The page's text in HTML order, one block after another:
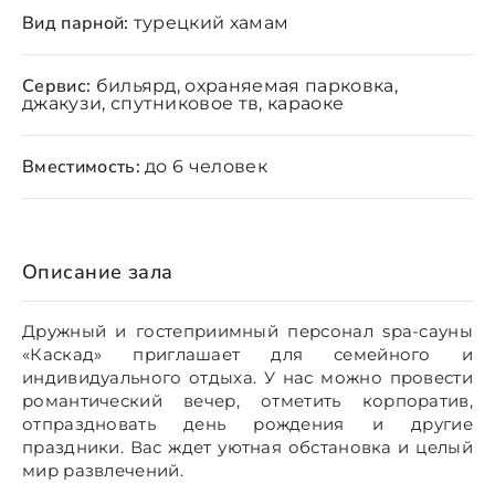
Вид парной: турецкий хамам
Сервис: бильярд, охраняемая парковка,
джакузи, спутниковое тв, караоке
Вместимость: до 6 человек
Описание зала
Дружный и гостеприимный персонал spa-сауны
«Каскад» приглашает для семейного и
индивидуального отдыха. У нас можно провести
романтический вечер, отметить корпоратив,
отпраздновать день рождения и другие
праздники. Вас ждет уютная обстановка и целый
мир развлечений.